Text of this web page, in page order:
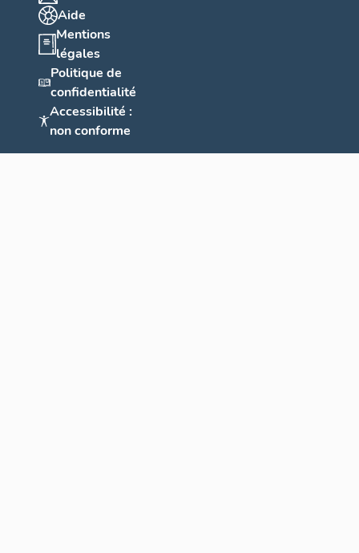
Aide
Mentions
légales
Politique de
confidentialité
Accessibilité :
non conforme